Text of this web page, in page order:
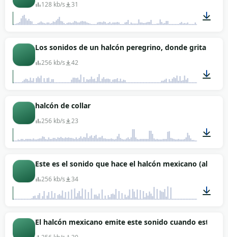
128 kb/s 31
02:56
Los sonidos de un halcón peregrino, donde grita (un
256 kb/s 42
halcón de collar
256 kb/s 23
00:20
Este es el sonido que hace el halcón mexicano
256 kb/s 34
00:10
El halcón mexicano emite este sonido cuando está en